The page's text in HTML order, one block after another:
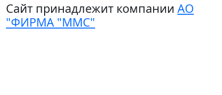
Сайт принадлежит компании АО
"ФИРМА "ММС"